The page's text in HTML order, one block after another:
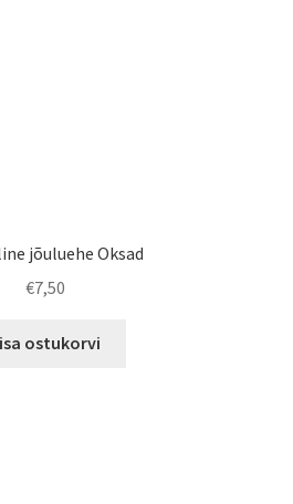
jõuluehe Oksad
€7,50
ostukorvi